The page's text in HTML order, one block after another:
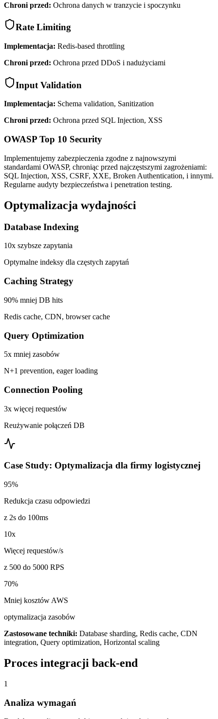
Chroni przed: Ochrona danych w tranzycie i spoczynku
Rate Limiting
Implementacja: Redis-based throttling
Chroni przed: Ochrona przed DDoS i nadużyciami
Input Validation
Implementacja: Schema validation, Sanitization
Chroni przed: Ochrona przed SQL Injection, XSS
OWASP Top 10 Security
Implementujemy zabezpieczenia zgodne z najnowszymi
standardami OWASP, chroniąc przed najczęstszymi zagrożeniami:
SQL Injection, XSS, CSRF, XXE, Broken Authentication, i innymi.
Regularne audyty bezpieczeństwa i penetration testing.
Optymalizacja wydajności
Database Indexing
10x szybsze zapytania
Optymalne indeksy dla częstych zapytań
Caching Strategy
90% mniej DB hits
Redis cache, CDN, browser cache
Query Optimization
5x mniej zasobów
N+1 prevention, eager loading
Connection Pooling
3x więcej requestów
Reużywanie połączeń DB
Case Study: Optymalizacja dla firmy logistycznej
95%
Redukcja czasu odpowiedzi
z 2s do 100ms
10x
Więcej requestów/s
z 500 do 5000 RPS
70%
Mniej kosztów AWS
optymalizacja zasobów
Zastosowane techniki: Database sharding, Redis cache, CDN
integration, Query optimization, Horizontal scaling
Proces integracji back-end
1
Analiza wymagań